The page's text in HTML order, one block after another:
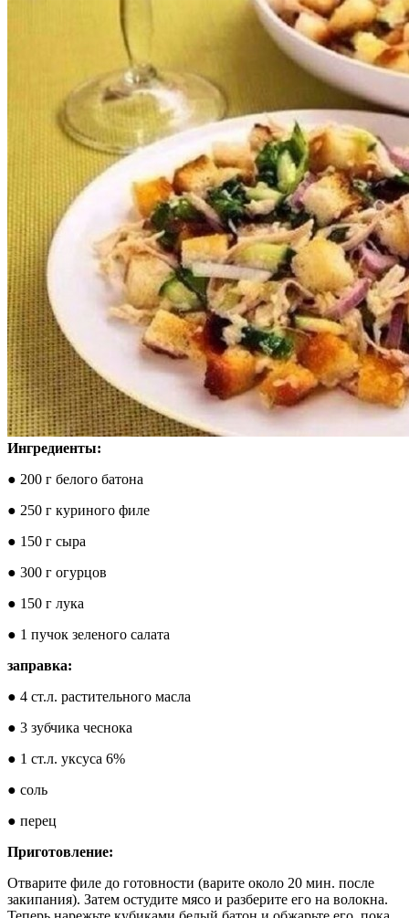
Ингредиенты:
● 200 г белого батона
● 250 г куриного филе
● 150 г сыра
● 300 г огурцов
● 150 г лука
● 1 пучок зеленого салата
заправка:
● 4 ст.л. растительного масла
● 3 зубчика чеснока
● 1 ст.л. уксуса 6%
● соль
● перец
Приготовление:
Отварите филе до готовности (варите около 20 мин. после
закипания). Затем остудите мясо и разберите его на волокна.